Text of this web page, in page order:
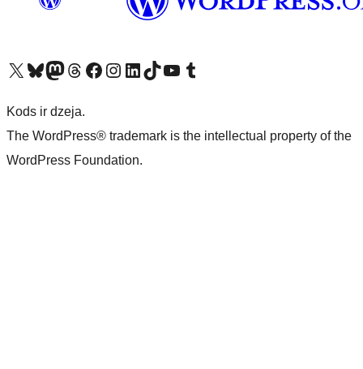
Apmeklējiet mūsu X (agrāk Twitter) kontu
Apmeklējiet mūsu Bluesky kontu
Apmeklējiet mūsu Mastodon kontu
Apmeklējiet mūsu Threads kontu
Apmeklējiet mūsu Facebook lapuApmeklējiet mūsu Instagram kontu
Apmeklējiet mūsu LinkedIn kontu
Apmeklējiet mūsu TikTok kontu
Apmeklējiet mūsu YouTube kanālu
Apmeklējiet mūsu Tumblr kontu
Kods ir dzeja.
The WordPress® trademark is the intellectual property of the
WordPress Foundation.